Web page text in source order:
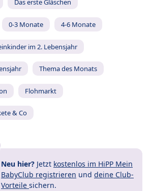
Das erste Gläschen
0-3 Monate 4-6 Monate
im 2. Lebensjahr
Thema des Monats
Flohmarkt
& Co
Neu hier? Jetzt kostenlos im HiPP Mein
BabyClub registrieren und deine Club-
Vorteile sichern.